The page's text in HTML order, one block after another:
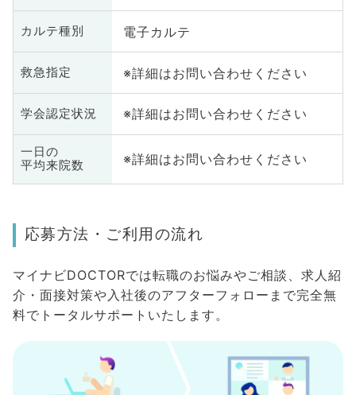
カルテ種別 電子カルテ
救急指定 ※詳細はお問い合わせください
学会認定状況 ※詳細はお問い合わせください
一日の
平均来院数
※詳細はお問い合わせください
応募方法・ご利用の流れ
マイナビDOCTORでは転職のお悩みやご相談、求人紹
介・面接対策や入社後のアフターフォローまで完全無
料でトータルサポートいたします。